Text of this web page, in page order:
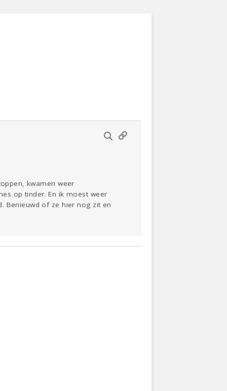
Klussen
kwamen weer
op tinder. En ik moest weer
Benieuwd of ze hier nog zit en